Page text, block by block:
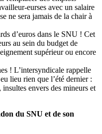
eurses avec un salaire
ne sera jamais de la chair à
d’euros dans le SNU ! Cet
au sein du budget de
supérieur ou encore
! L’intersyndicale rappelle
lieu rien que l’été dernier :
envers des mineurs et
du SNU et de son